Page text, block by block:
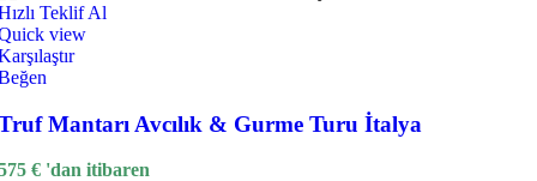
Teklif Al
view
Mantarı Avcılık & Gurme Turu İtalya
€ 'dan itibaren